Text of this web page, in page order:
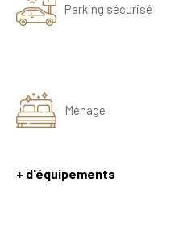
Parking sécurisé
Ménage
+ d'équipements